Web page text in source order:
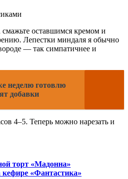
оставшимся кремом и
Лепестки миндаля я обычно
— так симпатичнее и
неделю готовлю
добавки
4–5. Теперь можно нарезать и
торт «Мадонна»
кефире «Фантастика»